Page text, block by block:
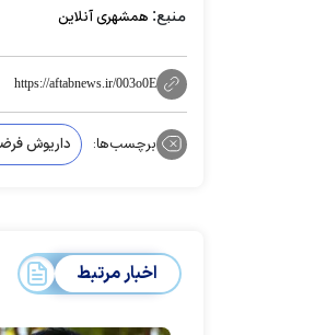
منبع: همشهری آنلاین
https://aftabnews.ir/003o0E
برچسب‌ها: داریوش
اخبار مرتبط